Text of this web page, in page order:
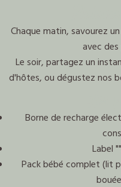
Chaque matin, savourez
avec
Le soir, partagez un
d'hôtes, ou dégustez nos
Borne de recharge
Label
Pack bébé complet (lit